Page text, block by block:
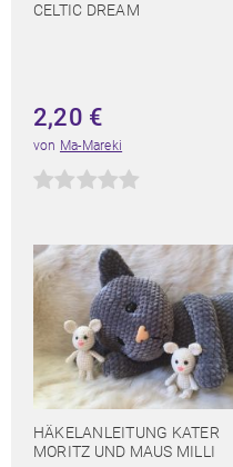
CELTIC DREAM
2,20 €
von Ma-Mareki
HÄKELANLEITUNG KATER
MORITZ UND MAUS MILLI